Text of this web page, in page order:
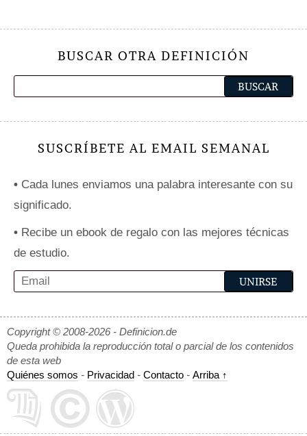
BUSCAR OTRA DEFINICIÓN
SUSCRÍBETE AL EMAIL SEMANAL
• Cada lunes enviamos una palabra interesante con su
significado.
• Recibe un ebook de regalo con las mejores técnicas
de estudio.
Copyright © 2008-2026 - Definicion.de
Queda prohibida la reproducción total o parcial de los contenidos
de esta web
Quiénes somos - Privacidad - Contacto - Arriba ↑